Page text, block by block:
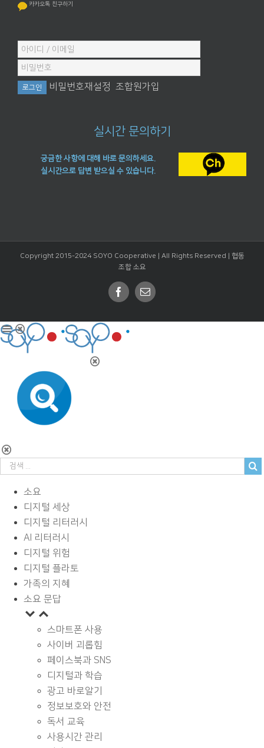
카카오톡 친구하기
비밀번호재설정 조합원가입
실시간 문의하기
궁금한 사항에 대해 바로 문의하세요.
실시간으로 답변 받으실 수 있습니다.
Copyright 2015-2024 SOYO Cooperative | All Rights Reserved | 협동
조합 소요
Facebook
Email
소요
디지털 세상
디지털 리터러시
AI 리터러시
디지털 위험
디지털 플라토
가족의 지혜
소요 문답
스마트폰 사용
사이버 괴롭힘
페이스북과 SNS
디지털과 학습
광고 바로알기
정보보호와 안전
독서 교육
사용시간 관리